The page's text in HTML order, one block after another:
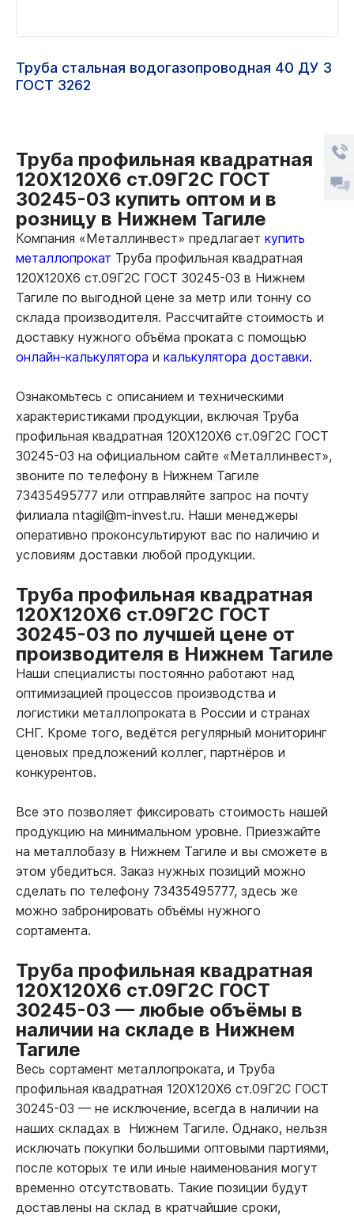
Труба стальная водогазопроводная 40 ДУ 3
ГОСТ 3262
Труба профильная квадратная
120Х120Х6 ст.09Г2С ГОСТ
30245-03 купить оптом и в
розницу в Нижнем Тагиле
Компания «Металлинвест» предлагает купить
металлопрокат Труба профильная квадратная
120Х120Х6 ст.09Г2С ГОСТ 30245-03 в Нижнем
Тагиле по выгодной цене за метр или тонну со
склада производителя. Рассчитайте стоимость и
доставку нужного объёма проката с помощью
онлайн-калькулятора и калькулятора доставки.
Ознакомьтесь с описанием и техническими
характеристиками продукции, включая Труба
профильная квадратная 120Х120Х6 ст.09Г2С ГОСТ
30245-03 на официальном сайте «Металлинвест»,
звоните по телефону в Нижнем Тагиле
73435495777 или отправляйте запрос на почту
филиала ntagil@m-invest.ru. Наши менеджеры
оперативно проконсультируют вас по наличию и
условиям доставки любой продукции.
Труба профильная квадратная
120Х120Х6 ст.09Г2С ГОСТ
30245-03 по лучшей цене от
производителя в Нижнем Тагиле
Наши специалисты постоянно работают над
оптимизацией процессов производства и
логистики металлопроката в России и странах
СНГ. Кроме того, ведётся регулярный мониторинг
ценовых предложений коллег, партнёров и
конкурентов.
Все это позволяет фиксировать стоимость нашей
продукцию на минимальном уровне. Приезжайте
на металлобазу в Нижнем Тагиле и вы сможете в
этом убедиться. Заказ нужных позиций можно
сделать по телефону 73435495777, здесь же
можно забронировать объёмы нужного
сортамента.
Труба профильная квадратная
120Х120Х6 ст.09Г2С ГОСТ
30245-03 — любые объёмы в
наличии на складе в Нижнем
Тагиле
Весь сортамент металлопроката, и Труба
профильная квадратная 120Х120Х6 ст.09Г2С ГОСТ
30245-03 — не исключение, всегда в наличии на
наших складах в Нижнем Тагиле. Однако, нельзя
исключать покупки большими оптовыми партиями,
после которых те или иные наименования могут
временно отсутствовать. Такие позиции будут
доставлены на склад в кратчайшие сроки,